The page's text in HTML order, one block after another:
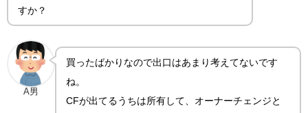
すか？
A男
買ったばかりなので出口はあまり考えてないです
ね。
CFが出てるうちは所有して、オーナーチェンジと